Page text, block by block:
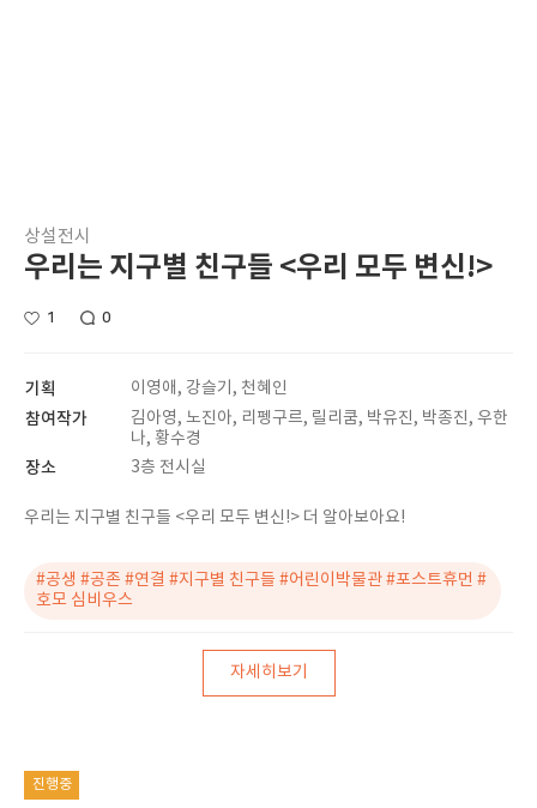
상설전시
우리는 지구별 친구들 <우리 모두 변신!>
1 0
기획 이영애, 강슬기, 천혜인
참여작가
김아영, 노진아, 리펭구르, 릴리쿰, 박유진, 박종진, 우한
나, 황수경
장소 3층 전시실
우리는 지구별 친구들 <우리 모두 변신!> 더 알아보아요!
#공생 #공존 #연결 #지구별 친구들 #어린이박물관 #포스트휴먼 #
호모 심비우스
자세히보기
진행중